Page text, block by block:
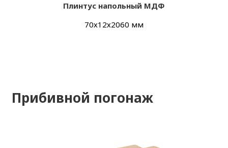
Плинтус напольный МДФ
70х12х2060 мм
Прибивной погонаж